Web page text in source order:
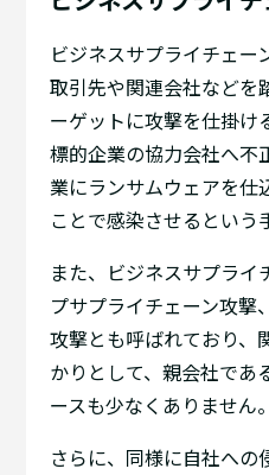
ビジネスサプライチェー
取引先や関連会社などを
ーゲットに攻撃を仕掛け
標的企業の協力会社へ不
業にランサムウェアを仕
ことで感染させるという
また、ビジネスサプライ
プサプライチェーン攻撃
攻撃とも呼ばれており、
かりとして、親会社であ
ースも少なくありません。
さらに、同様に自社への